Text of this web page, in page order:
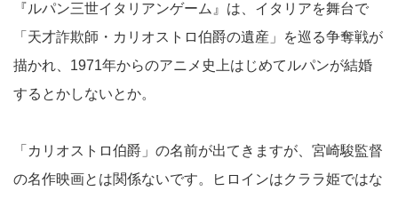
『ルパン三世イタリアンゲーム』は、イタリアを舞台で
「天才詐欺師・カリオストロ伯爵の遺産」を巡る争奪戦が
描かれ、1971年からのアニメ史上はじめてルパンが結婚
するとかしないとか。
「カリオストロ伯爵」の名前が出てきますが、宮崎駿監督
の名作映画とは関係ないです。ヒロインはクララ姫ではな